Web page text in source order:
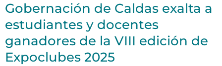
Gobernación de Caldas exalta a
estudiantes y docentes
ganadores de la VIII edición de
Expoclubes 2025